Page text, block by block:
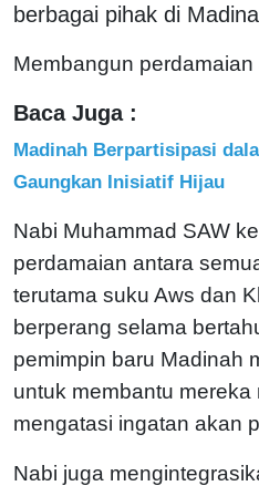
berbagai pihak di
Membangun perdamaian
Baca Juga :
Madinah Berpartisipasi
Gaungkan Inisiatif Hijau
Nabi Muhammad SAW
perdamaian antara
terutama suku Aws dan
berperang selama
pemimpin baru Madinah
untuk membantu
mengatasi ingatan akan
Nabi juga